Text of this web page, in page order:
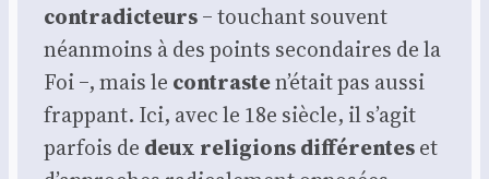
contra­dic­teurs‒ tou­chant sou­vent
néan­moins à des points secon­daires de la
Foi ‒, mais le contrasten’é­tait pas aus­si
frap­pant. Ici, avec le 18e siècle, il s’a­git
par­fois de deux reli­gions dif­fé­renteset